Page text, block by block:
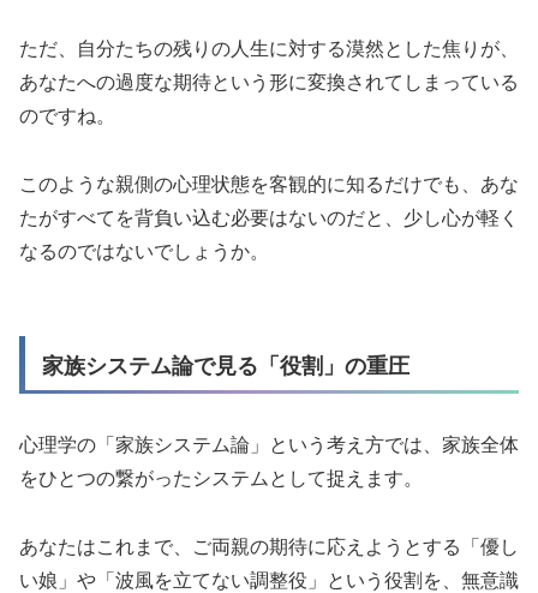
ただ、自分たちの残りの人生に対する漠然とした焦りが、
あなたへの過度な期待という形に変換されてしまっている
のですね。
このような親側の心理状態を客観的に知るだけでも、あな
たがすべてを背負い込む必要はないのだと、少し心が軽く
なるのではないでしょうか。
家族システム論で見る「役割」の重圧
心理学の「家族システム論」という考え方では、家族全体
をひとつの繋がったシステムとして捉えます。
あなたはこれまで、ご両親の期待に応えようとする「優し
い娘」や「波風を立てない調整役」という役割を、無意識